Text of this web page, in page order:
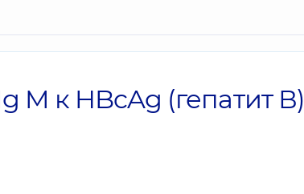
M к HBcAg (гепатит В)